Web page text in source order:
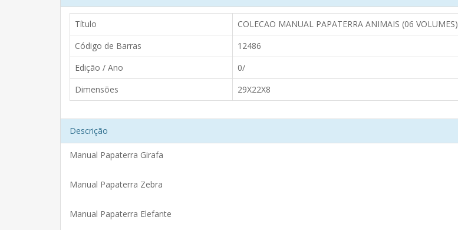
Título
COLECAO MANUAL PAPATERRA ANIMAIS (06 VOLUMES)
Código de Barras
12486
Edição / Ano
0/
Dimensões
29X22X8
Descrição
Manual Papaterra Girafa
Manual Papaterra Zebra
Manual Papaterra Elefante